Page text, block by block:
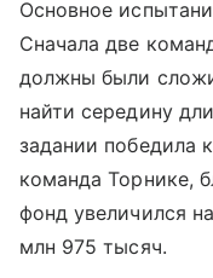
Основное
Сначала две
должны были
найти середину
задании победила
команда Торнике,
фонд увеличился
млн 975 тысяч.